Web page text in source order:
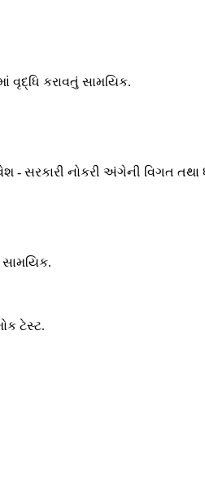
વૃદ્ધિ કરાવતું સામયિક.
સરકારી નોકરી અંગેની વિગત તથા
સામયિક.
ટેસ્ટ.